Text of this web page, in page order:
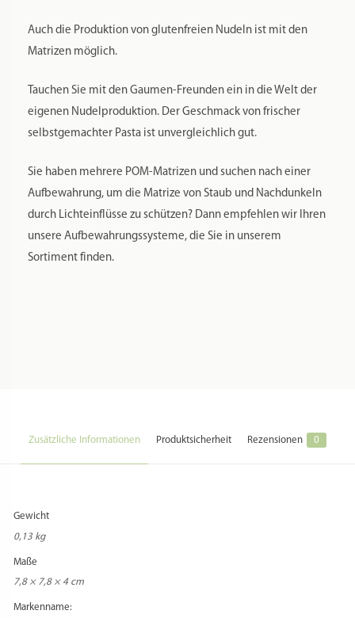
Auch die Produktion von glutenfreien Nudeln ist mit den
Tauchen Sie mit den Gaumen-Freunden ein in die Welt der
eigenen Nudelproduktion. Der Geschmack von frischer
Sie haben mehrere POM-Matrizen und suchen nach einer
Aufbewahrung, um die Matrize von Staub und Nachdunkeln
durch Lichteinflüsse zu schützen? Dann empfehlen wir Ihren
unsere Aufbewahrungssysteme, die Sie in unserem
Gewicht
0,13 kg
Maße
7,8 × 7,8 × 4 cm